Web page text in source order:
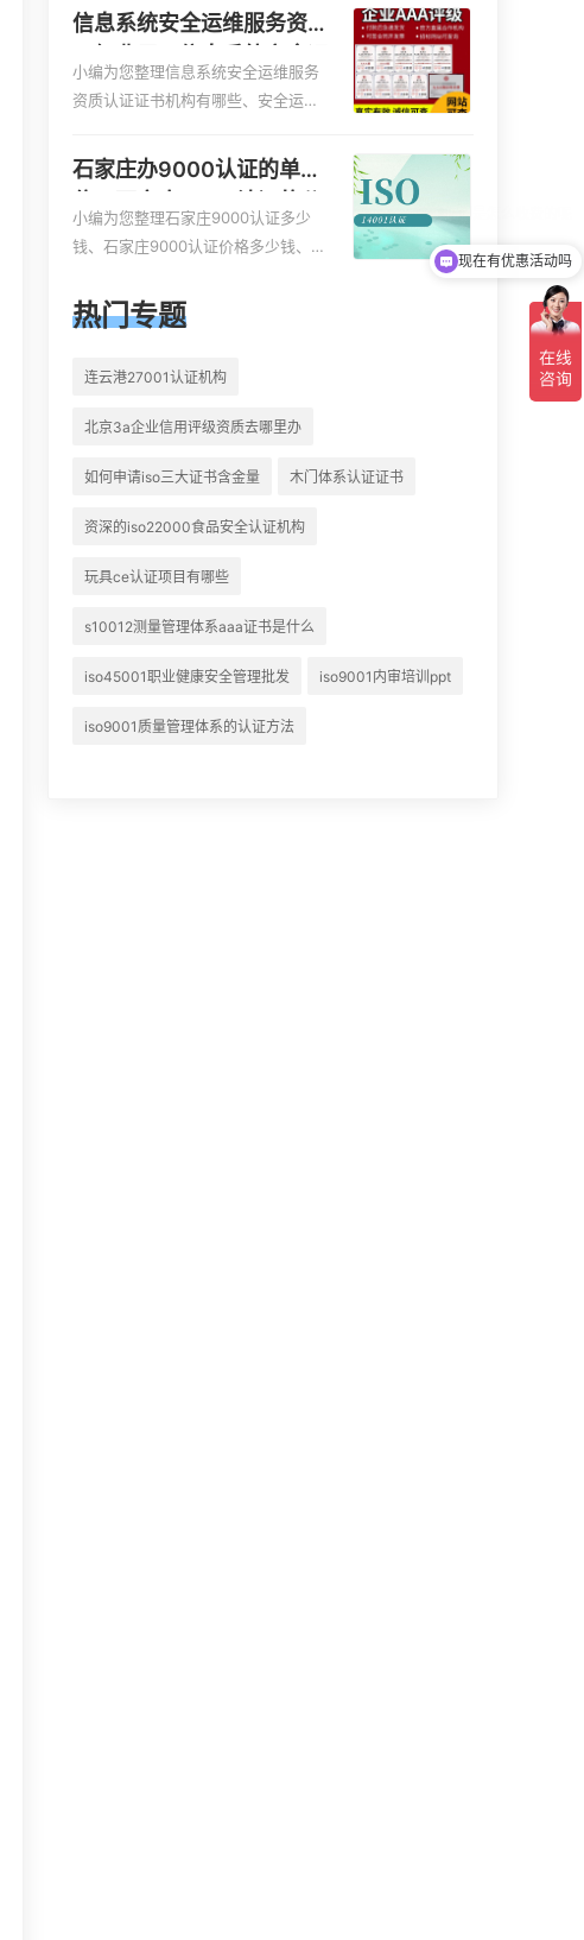
过不了解具体情况、iso9000外审
员、SA8000外审员培训相关iso体系
认证知识，详情可查看下方正文！
信息系统安全运维服务资质
维服务资质二级
小编为您整理信息系统安全运维服务
资质认证证书机构有哪些、安全运维
服务资质哪家便宜、安全运维服务资
质认证哪家效率高、信息系统安全集
成服务资质认证的申请书相关iso体系
认证知识，详情可查看下方正文！
石家庄办9000认证的单
司
小编为您整理石家庄9000认证多少
钱、石家庄9000认证价格多少钱、石
000认证价格贵吗、石家庄9000认证
费用大概多钱相关iso体系认证知识，
热门专题
连云港27001认证机构
北京3a企业信用评级资质去哪里办
如何申请iso三大证书含金量 木门体系认证证书
资深的iso22000食品安全认证机构
玩具ce认证项目有哪些
s10012测量管理体系aaa证书是什么
iso45001职业健康安全管理批发 iso9001内审培训ppt
iso9001质量管理体系的认证方法
现在有优惠活动吗